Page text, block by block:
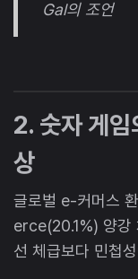
Gal의 조언
2. 숫자 게임
상
글로벌 e-커머스
erce(20.1%) 양강
선 체급보다 민첩